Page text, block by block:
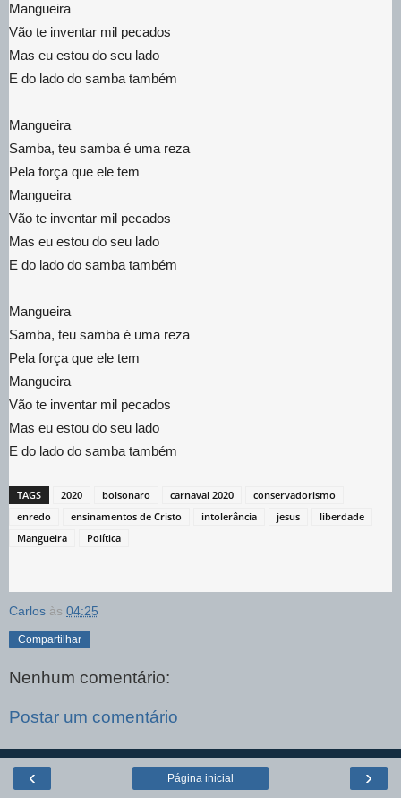
Mangueira
Vão te inventar mil pecados
Mas eu estou do seu lado
E do lado do samba também
Mangueira
Samba, teu samba é uma reza
Pela força que ele tem
Mangueira
Vão te inventar mil pecados
Mas eu estou do seu lado
E do lado do samba também
Mangueira
Samba, teu samba é uma reza
Pela força que ele tem
Mangueira
Vão te inventar mil pecados
Mas eu estou do seu lado
E do lado do samba também
TAGS 2020 bolsonaro carnaval 2020
conservadorismo
enredo
ensinamentos de Cristo intolerância jesus
liberdade
Mangueira
Política
Carlos às 04:25
Compartilhar
Nenhum comentário:
Postar um comentário
‹ ›
Página inicial